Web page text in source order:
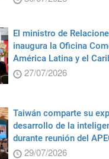
El ministro de
inaugura la Oficina
América Latina y el
27/07/2026
Taiwán comparte su
desarrollo de la
durante reunión del
29/07/2026